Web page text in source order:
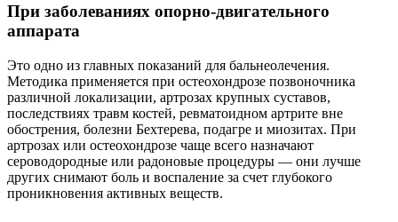
При заболеваниях опорно-двигательного
аппарата
Это одно из главных показаний для бальнеолечения.
Методика применяется при остеохондрозе позвоночника
различной локализации, артрозах крупных суставов,
последствиях травм костей, ревматоидном артрите вне
обострения, болезни Бехтерева, подагре и миозитах. При
артрозах или остеохондрозе чаще всего назначают
сероводородные или радоновые процедуры — они лучше
других снимают боль и воспаление за счет глубокого
проникновения активных веществ.